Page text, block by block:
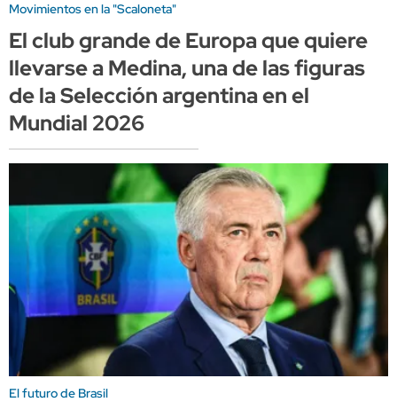
Movimientos en la "Scaloneta"
El club grande de Europa que quiere
llevarse a Medina, una de las figuras
de la Selección argentina en el
Mundial 2026
El futuro de Brasil